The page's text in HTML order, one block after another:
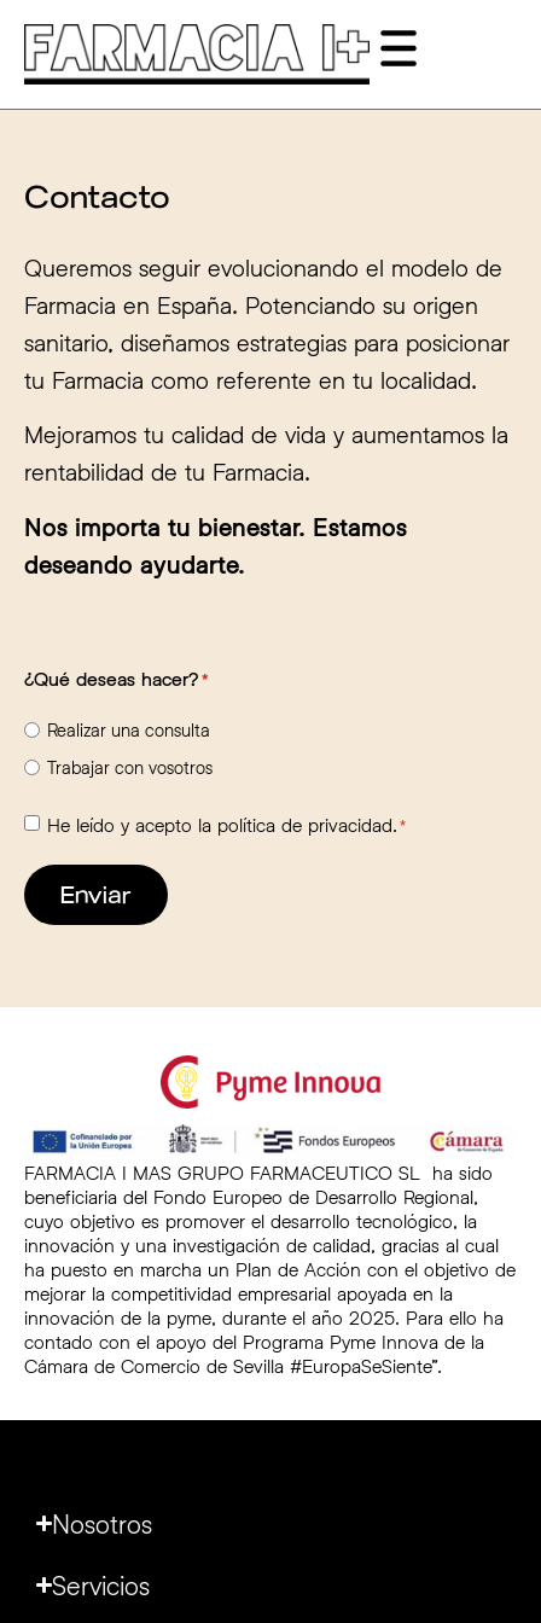
contenido
Contacto
Queremos seguir evolucionando el modelo de
Farmacia en España. Potenciando su origen
sanitario, diseñamos estrategias para posicionar
tu Farmacia como referente en tu localidad.
Mejoramos tu calidad de vida y aumentamos la
rentabilidad de tu Farmacia.
Nos importa tu bienestar. Estamos
deseando ayudarte.
¿Qué deseas hacer? *
Realizar una consulta
Trabajar con vosotros
Consentimiento
He leído y acepto la política de privacidad. *
FARMACIA I MAS GRUPO FARMACEUTICO SL ha sido
beneficiaria del Fondo Europeo de Desarrollo Regional,
cuyo objetivo es promover el desarrollo tecnológico, la
innovación y una investigación de calidad, gracias al cual
ha puesto en marcha un Plan de Acción con el objetivo de
mejorar la competitividad empresarial apoyada en la
innovación de la pyme, durante el año 2025. Para ello ha
contado con el apoyo del Programa Pyme Innova de la
Cámara de Comercio de Sevilla #EuropaSeSiente”.
Nosotros
Servicios